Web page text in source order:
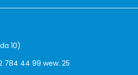
10)
784 44 99 wew. 25